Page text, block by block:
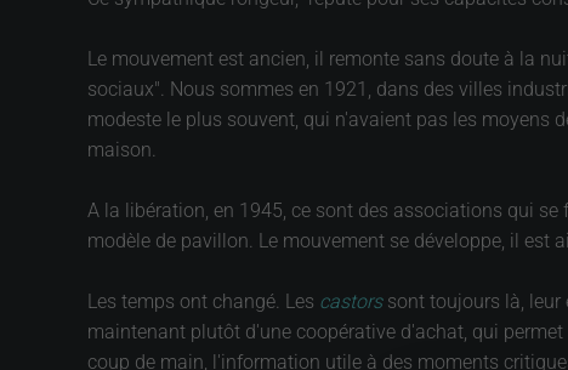
Le mouvement est ancien, il remonte sans doute à la
sociaux". Nous sommes en 1921, dans des villes
modeste le plus souvent, qui n'avaient pas les moyens
maison.
A la libération, en 1945, ce sont des associations qui
modèle de pavillon. Le mouvement se développe, il est
Les temps ont changé. Les castorssont toujours là, leur
maintenant plutôt d'une coopérative d'achat, qui
coup de main, l'information utile à des moments